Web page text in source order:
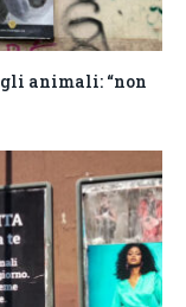
animali: “non